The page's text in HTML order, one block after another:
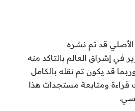
الأصلي قد تم نشره
في إشراق العالم بالتاكد منه
قد يكون تم نقله بالكامل
قراءة ومتابعة مستجدات هذا